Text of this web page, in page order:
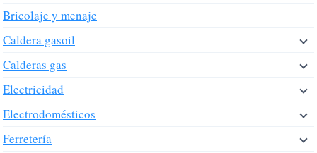
producto
Bricolaje y menaje
Caldera gasoil
Calderas gas
Electricidad
Electrodomésticos
Ferretería